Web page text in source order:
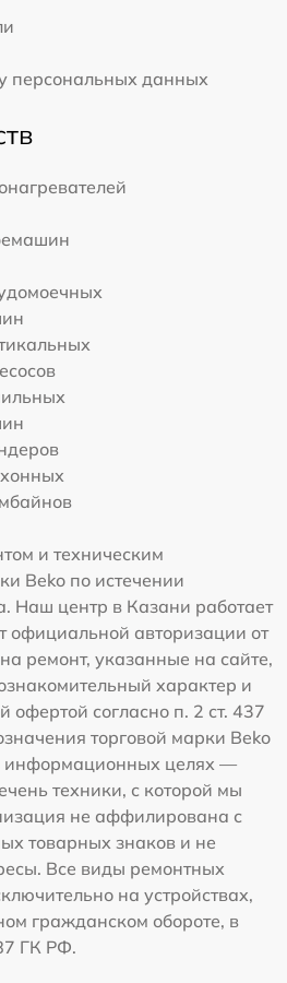
персональных данных
и техническим
Beko по истечении
Наш центр в Казани работает
официальной авторизации от
ремонт, указанные на сайте,
характер и
офертой согласно п. 2 ст. 437
торговой марки Beko
информационных целях —
техники, с которой мы
не аффилирована с
товарных знаков и не
Все виды ремонтных
на устройствах,
гражданском обороте, в
ГК РФ.